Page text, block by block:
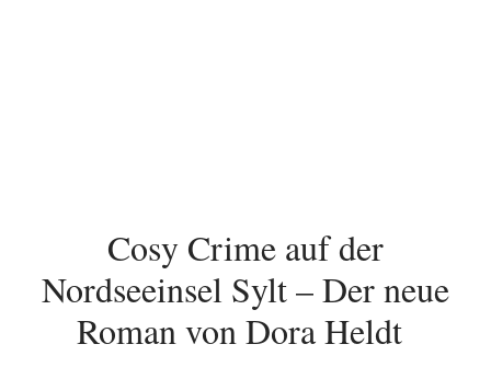
Cosy Crime auf der
Nordseeinsel Sylt – Der neue
Roman von Dora Heldt